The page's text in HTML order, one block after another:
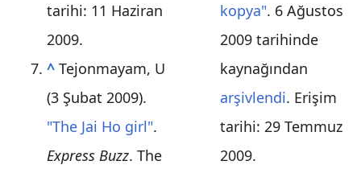
tarihi: 11 Haziran
2009.
^ Tejonmayam, U
(3 Şubat 2009).
"The Jai Ho girl".
Express Buzz. The
kopya". 6 Ağustos
2009 tarihinde
kaynağından
arşivlendi. Erişim
tarihi: 29 Temmuz
2009.